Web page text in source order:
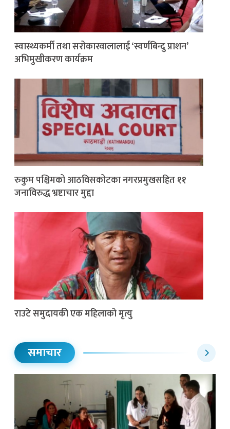
स्वास्थ्यकर्मी तथा सरोकारवालालाई ‘स्वर्णबिन्दु प्राशन’
अभिमुखीकरण कार्यक्रम
रुकुम पश्चिमको आठविसकोटका नगरप्रमुखसहित ११
जनाविरुद्ध भ्रष्टाचार मुद्दा
राउटे समुदायकी एक महिलाको मृत्यु
समाचार